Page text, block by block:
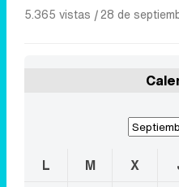
5.365 vistas |28 de
L M X